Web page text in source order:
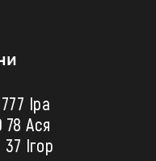
Іра
78 Ася
Ігор